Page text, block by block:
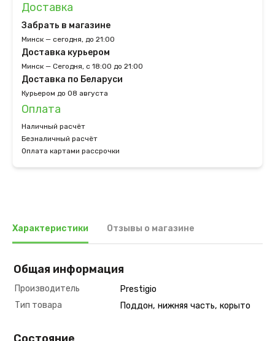
Доставка
Забрать в магазине
Минск — сегодня, до 21:00
Доставка курьером
Минск — Сегодня, с 18:00 до 21:00
Доставка по Беларуси
Курьером до 08 августа
Оплата
Наличный расчёт
Безналичный расчёт
Оплата картами рассрочки
Характеристики Отзывы о магазине
Общая информация
Производитель
Prestigio
Тип товара
Поддон, нижняя часть, корыто